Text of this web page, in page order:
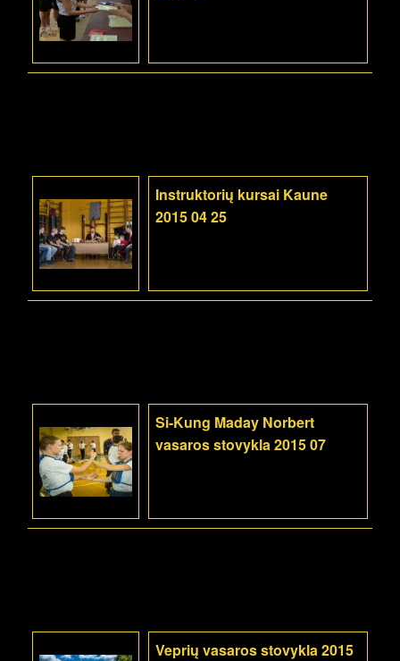
Instruktorių kursai Kaune
2015 04 25
Si-Kung Maday Norbert
vasaros stovykla 2015 07
Veprių vasaros stovykla 2015